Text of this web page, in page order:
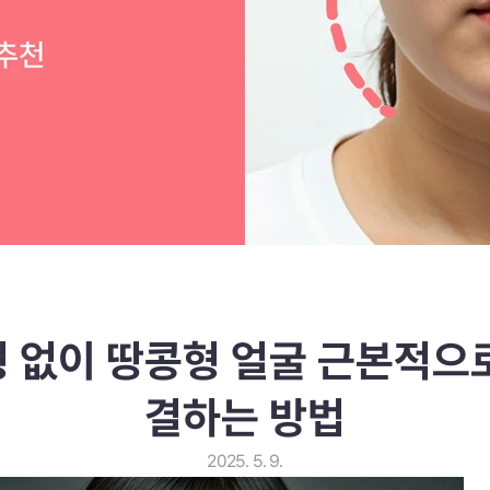
없이 땅콩형 얼굴 근본적으
결하는 방법
2025. 5. 9.